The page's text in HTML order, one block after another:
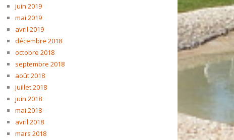
juin 2019
mai 2019
avril 2019
décembre 2018
octobre 2018
septembre 2018
août 2018
juillet 2018
juin 2018
mai 2018
avril 2018
mars 2018